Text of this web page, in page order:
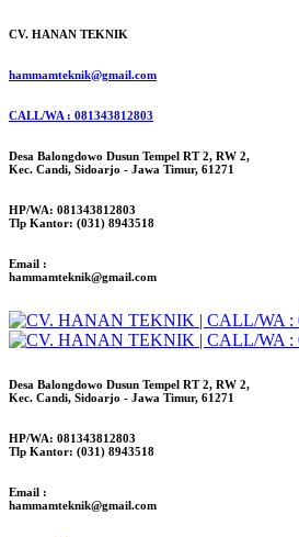
CV. HANAN TEKNIK
hammamteknik@gmail.com
CALL/WA : 081343812803
Desa Balongdowo Dusun Tempel RT 2, RW 2,
Kec. Candi, Sidoarjo - Jawa Timur, 61271
HP/WA: 081343812803
Tlp Kantor: (031) 8943518
Email :
hammamteknik@gmail.com
Desa Balongdowo Dusun Tempel RT 2, RW 2,
Kec. Candi, Sidoarjo - Jawa Timur, 61271
HP/WA: 081343812803
Tlp Kantor: (031) 8943518
Email :
hammamteknik@gmail.com